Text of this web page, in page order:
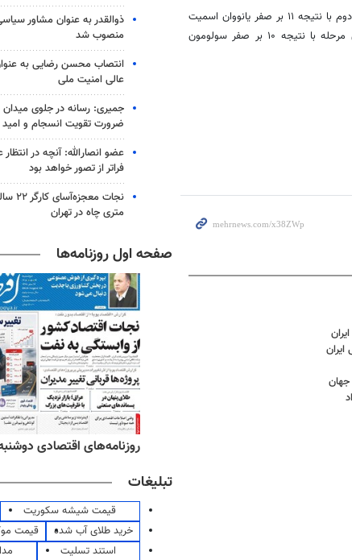
* در وزن ۱۲۵ کیلوگرم امیرحسین زارع پس از استراحت در دور نخست، در دور دوم با نتیجه ۱۱ بر صفر یانووان اسمیت
از پورتوریکو را مغلوب کرد و به مرحله یک چهارم نهایی راه یافت. وی در این مرحله با نتیجه ۱۰ بر صفر سولومون
جهان
ذوالقدر به عنوان مشاور
منصوب شد
انتصاب محسن رضایی به
عالی امنیت ملی
جمیری: رسانه‌ در جلوی میدان
ضرورت تقویت انسجام و امید
عضو انصارالله: آنچه در
فراتر از تصور خواهد بود
متری چاه در تهران
صفحه اول روزنامه‌ها
ورزشی دوشنبه ۱۹ مرداد ۱۴۰۵ روزنامه‌های اقتصادی دوشنبه ۱۹ مرداد
تبلیغات
قیمت شیشه سکوریت
خرید طلای آب شده
قیمت
استند تسلیت